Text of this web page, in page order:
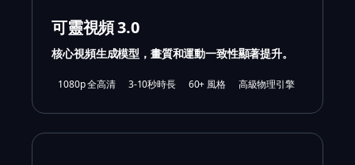
可靈視頻 3.0
核心視頻生成模型，畫質和運動一致性顯著提升。
1080p 全高清 3-10秒時長 60+ 風格 高級物理引擎